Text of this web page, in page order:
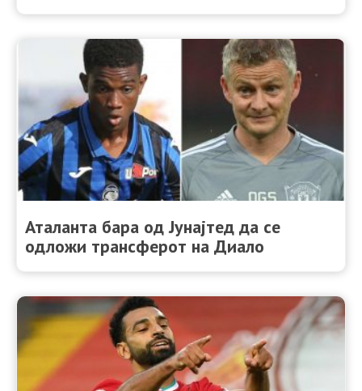
Аталанта бара од Јунајтед да се
одложи трансферот на Диало